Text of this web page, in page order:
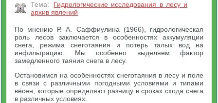
Тема:
Гидрологические исследования в лесу и
архив явлений
По мнению Р. А. Саффиулина (1966), гидрологическая
роль лесов заключается в особенностях аккумуляции
снега, режима снеготаяния и потерь талых вод на
инфильтрацию. Мы особенно выделяем фактор
замедленного таяния снега в лесу.
Остановимся на особенностях снеготаяния в лесу и поле
в связи с различными погодными условиями и типами
вёсен, которые определяют разницу в сроках схода снега
в различных условиях.